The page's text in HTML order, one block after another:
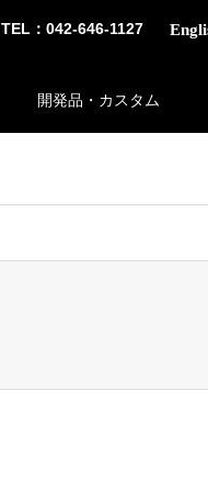
TEL：042-646-1127
開発品・カスタム